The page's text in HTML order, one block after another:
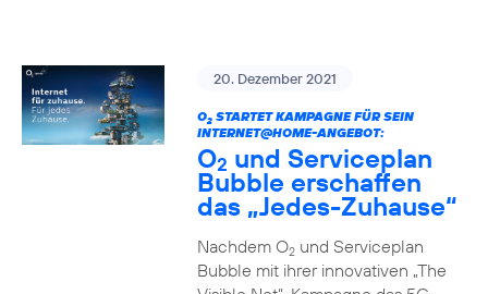
20. Dezember 2021
O2STARTET KAMPAGNE FÜR SEIN
INTERNET@HOME-ANGEBOT:
O2 und Serviceplan
Bubble erschaffen
das „Jedes-Zuhause“
Nachdem O2und Serviceplan
Bubble mit ihrer innovativen „The